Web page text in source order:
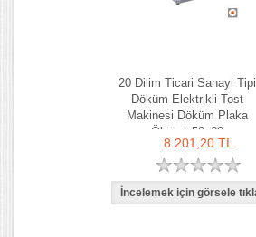
20 Dilim Ticari Sanayi Tipi
Döküm Elektrikli Tost
Makinesi Döküm Plaka
Ölçüsü 50x30
8.201,20 TL